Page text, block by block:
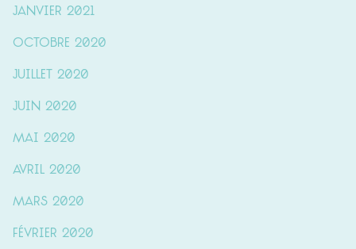
janvier 2021
octobre 2020
juillet 2020
juin 2020
mai 2020
avril 2020
mars 2020
février 2020